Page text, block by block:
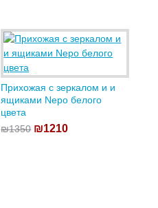
Прихожая с зеркалом и и
ящиками Nepo белого
цвета
₪1350 ₪1210